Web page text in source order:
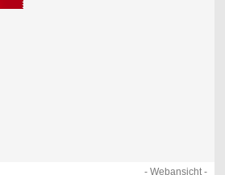
-Webansicht-